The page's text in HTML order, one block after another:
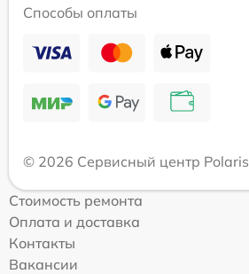
Способы оплаты
© 2026 Сервисный центр Polaris
Стоимость ремонта
Оплата и доставка
Контакты
Вакансии